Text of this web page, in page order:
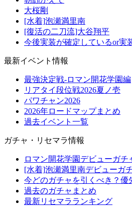
大桜剛
[水着]泡瀬満里南
[復活の二刀流]大谷翔平
今後実装が確定しているor実
最新イベント情報
最強決定戦-ロマン開花学園編
リアタイ段位戦2026夏ノ壱
パワチャン2026
2026年ロードマップまとめ
過去イベント一覧
ガチャ・リセマラ情報
ロマン開花学園デビューガチ
[水着]泡瀬満里南デビューガ
今どのガチャを引くべき？優
過去のガチャまとめ
最新リセマラランキング